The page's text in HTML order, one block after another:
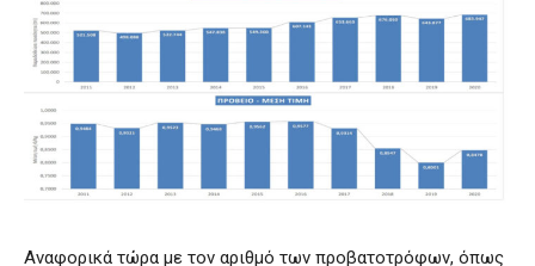
Αναφορικά τώρα με τον αριθμό των προβατοτρόφων, όπως